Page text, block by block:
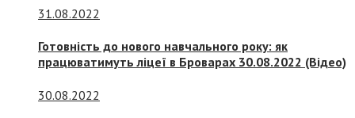
31.08.2022
Готовність до нового навчального року: як
працюватимуть ліцеї в Броварах 30.08.2022 (Відео)
30.08.2022